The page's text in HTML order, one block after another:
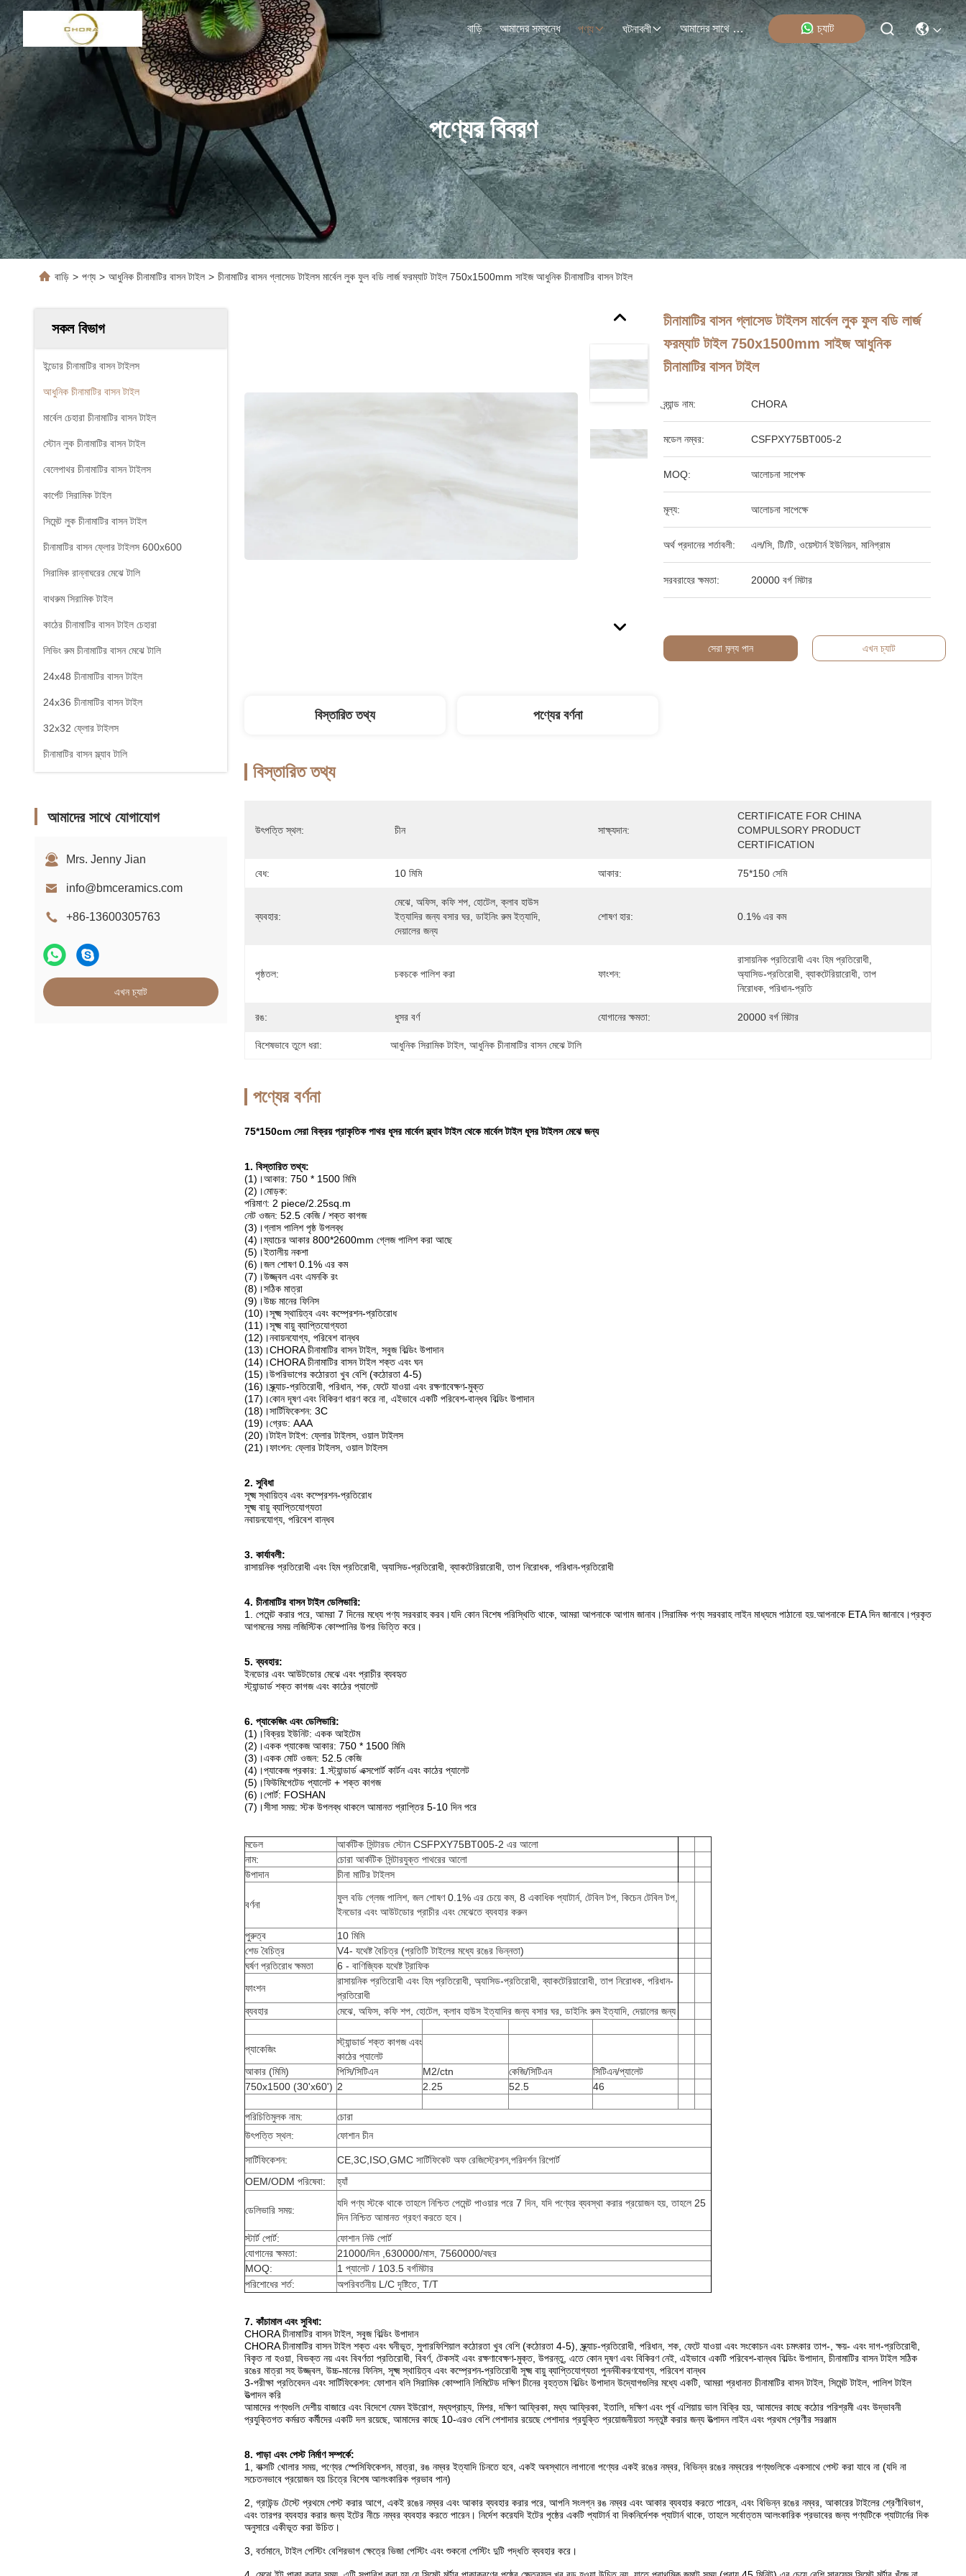
বাড়ি আমাদের সম্বন্ধে পণ্য ঘটনাবলী আমাদের সাথে যোগাযোগ চ্যাট
পণ্যের বিবরণ
বাড়ি > পণ্য > আধুনিক চীনামাটির বাসন টাইল > চীনামাটির বাসন গ্লাসেড টাইলস মার্বেল লুক ফুল বডি লার্জ ফরম্যাট টাইল 750x1500mm সাইজ আধুনিক চীনামাটির বাসন টাইল
সকল বিভাগ
ইন্ডোর চীনামাটির বাসন টাইলস
আধুনিক চীনামাটির বাসন টাইল
মার্বেল চেহারা চীনামাটির বাসন টাইল
স্টোন লুক চীনামাটির বাসন টাইল
বেলেপাথর চীনামাটির বাসন টাইলস
কার্পেট সিরামিক টাইল
সিমেন্ট লুক চীনামাটির বাসন টাইল
চীনামাটির বাসন ফ্লোর টাইলস 600x600
সিরামিক রান্নাঘরের মেঝে টালি
বাথরুম সিরামিক টাইল
কাঠের চীনামাটির বাসন টাইল চেহারা
লিভিং রুম চীনামাটির বাসন মেঝে টালি
24x48 চীনামাটির বাসন টাইল
24x36 চীনামাটির বাসন টাইল
32x32 ফ্লোর টাইলস
চীনামাটির বাসন স্ল্যাব টালি
আমাদের সাথে যোগাযোগ
Mrs. Jenny Jian
info@bmceramics.com
+86-13600305763
এখন চ্যাট
চীনামাটির বাসন গ্লাসেড টাইলস মার্বেল লুক ফুল বডি লার্জ
ফরম্যাট টাইল 750x1500mm সাইজ আধুনিক
চীনামাটির বাসন টাইল
ব্র্যান্ড নাম: CHORA
মডেল নম্বর: CSFPXY75BT005-2
MOQ: আলোচনা সাপেক্ষ
মূল্য: আলোচনা সাপেক্ষে
অর্থ প্রদানের শর্তাবলী: এল/সি, টি/টি, ওয়েস্টার্ন ইউনিয়ন, মানিগ্রাম
সরবরাহের ক্ষমতা: 20000 বর্গ মিটার
সেরা মূল্য পান এখন চ্যাট
বিস্তারিত তথ্য পণ্যের বর্ণনা
বিস্তারিত তথ্য
উৎপত্তি স্থল: চীন সাক্ষ্যদান:
CERTIFICATE FOR CHINA
COMPULSORY PRODUCT
CERTIFICATION
বেধ: 10 মিমি আকার: 75*150 সেমি
ব্যবহার:
মেঝে, অফিস, কফি শপ, হোটেল, ক্লাব হাউস
ইত্যাদির জন্য বসার ঘর, ডাইনিং রুম ইত্যাদি,
দেয়ালের জন্য
শোষণ হার: 0.1% এর কম
পৃষ্ঠতল: চকচকে পালিশ করা ফাংশন:
রাসায়নিক প্রতিরোধী এবং হিম প্রতিরোধী,
অ্যাসিড-প্রতিরোধী, ব্যাকটেরিয়ারোধী, তাপ
নিরোধক, পরিধান-প্রতি
রঙ: ধুসর বর্ণ যোগানের ক্ষমতা: 20000 বর্গ মিটার
বিশেষভাবে তুলে ধরা: আধুনিক সিরামিক টাইল , আধুনিক চীনামাটির বাসন মেঝে টালি
পণ্যের বর্ণনা
75*150cm সেরা বিক্রয় প্রাকৃতিক পাথর ধূসর মার্বেল স্ল্যাব টাইল থেকে মার্বেল টাইল ধূসর টাইলস মেঝে জন্য
1. বিস্তারিত তথ্য:
(1)।আকার: 750 * 1500 মিমি
(2)।মোড়ক:
পরিমাণ: 2 piece/2.25sq.m
নেট ওজন: 52.5 কেজি / শক্ত কাগজ
(3)।গ্লাস পালিশ পৃষ্ঠ উপলব্ধ
(4)।ম্যাচের আকার 800*2600mm গ্লেজ পালিশ করা আছে
(5)।ইতালীয় নকশা
(6)।জল শোষণ 0.1% এর কম
(7)।উজ্জ্বল এবং এমনকি রং
(8)।সঠিক মাত্রা
(9)।উচ্চ মানের ফিনিস
(10)।সূক্ষ্ম স্থায়িত্ব এবং কম্প্রেশন-প্রতিরোধ
(11)।সূক্ষ্ম বায়ু ব্যাপ্তিযোগ্যতা
(12)।নবায়নযোগ্য, পরিবেশ বান্ধব
(13)।CHORA চীনামাটির বাসন টাইল, সবুজ বিল্ডিং উপাদান
(14)।CHORA চীনামাটির বাসন টাইল শক্ত এবং ঘন
(15)।উপরিভাগের কঠোরতা খুব বেশি (কঠোরতা 4-5)
(16)।স্ক্র্যাচ-প্রতিরোধী, পরিধান, শক, ফেটে যাওয়া এবং রক্ষণাবেক্ষণ-মুক্ত
(17)।কোন দূষণ এবং বিকিরণ ধারণ করে না, এইভাবে একটি পরিবেশ-বান্ধব বিল্ডিং উপাদান
(18)।সার্টিফিকেশন: 3C
(19)।গ্রেড: AAA
(20)।টাইল টাইপ: ফ্লোর টাইলস, ওয়াল টাইলস
(21)।ফাংশন: ফ্লোর টাইলস, ওয়াল টাইলস
2. সুবিধা
সূক্ষ্ম স্থায়িত্ব এবং কম্প্রেশন-প্রতিরোধ
সূক্ষ্ম বায়ু ব্যাপ্তিযোগ্যতা
নবায়নযোগ্য, পরিবেশ বান্ধব
3. কার্যাবলী:
রাসায়নিক প্রতিরোধী এবং হিম প্রতিরোধী, অ্যাসিড-প্রতিরোধী, ব্যাকটেরিয়ারোধী, তাপ নিরোধক, পরিধান-প্রতিরোধী
4. চীনামাটির বাসন টাইল ডেলিভারি:
1. পেমেন্ট করার পরে, আমরা 7 দিনের মধ্যে পণ্য সরবরাহ করব।যদি কোন বিশেষ পরিস্থিতি থাকে, আমরা আপনাকে আগাম জানাব।সিরামিক পণ্য সরবরাহ লাইন মাধ্যমে পাঠানো হয়.আপনাকে ETA দিন জানাবে।প্রকৃত
আগমনের সময় লজিস্টিক কোম্পানির উপর ভিত্তি করে।
5. ব্যবহার:
ইনডোর এবং আউটডোর মেঝে এবং প্রাচীর ব্যবহৃত
স্ট্যান্ডার্ড শক্ত কাগজ এবং কাঠের প্যালেট
6. প্যাকেজিং এবং ডেলিভারি:
(1)।বিক্রয় ইউনিট: একক আইটেম
(2)।একক প্যাকেজ আকার: 750 * 1500 মিমি
(3)।একক মোট ওজন: 52.5 কেজি
(4)।প্যাকেজ প্রকার: 1.স্ট্যান্ডার্ড এক্সপোর্ট কার্টন এবং কাঠের প্যালেট
(5)।ফিউমিগেটেড প্যালেট + শক্ত কাগজ
(6)।পোর্ট: FOSHAN
(7)।সীসা সময়: স্টক উপলব্ধ থাকলে আমানত প্রাপ্তির 5-10 দিন পরে
মডেল
আর্কটিক সিন্টারড স্টোন CSFPXY75BT005-2 এর আলো
নাম:
চোরা আর্কটিক সিন্টারযুক্ত পাথরের আলো
উপাদান
চীনা মাটির টাইলস
বর্ণনা
ফুল বডি গ্লেজ পালিশ, জল শোষণ 0.1% এর চেয়ে কম, 8 একাধিক প্যাটার্ন, টেবিল টপ, কিচেন টেবিল টপ,
ইনডোর এবং আউটডোর প্রাচীর এবং মেঝেতে ব্যবহার করুন
পুরুত্ব
10 মিমি
শেড বৈচিত্র
V4- যথেষ্ট বৈচিত্র (প্রতিটি টাইলের মধ্যে রঙের ভিন্নতা)
ঘর্ষণ প্রতিরোধ ক্ষমতা
6 - বাণিজ্যিক যথেষ্ট ট্রাফিক
ফাংশন
রাসায়নিক প্রতিরোধী এবং হিম প্রতিরোধী, অ্যাসিড-প্রতিরোধী, ব্যাকটেরিয়ারোধী, তাপ নিরোধক, পরিধান-
প্রতিরোধী
ব্যবহার
মেঝে, অফিস, কফি শপ, হোটেল, ক্লাব হাউস ইত্যাদির জন্য বসার ঘর, ডাইনিং রুম ইত্যাদি, দেয়ালের জন্য
প্যাকেজিং
স্ট্যান্ডার্ড শক্ত কাগজ এবং
কাঠের প্যালেট
আকার (মিমি)
পিসি/সিটিএন M2/ctn কেজি/সিটিএন
সিটিএন/প্যালেট
750x1500 (30'x60') 2 2.25 52.5 46
পরিচিতিমুলক নাম:
চোরা
উৎপত্তি স্থল:
ফোশান চীন
সার্টিফিকেশন:
CE,3C,ISO,GMC সার্টিফিকেট অফ রেজিস্ট্রেশন,পরিদর্শন রিপোর্ট
OEM/ODM পরিষেবা:
হ্যাঁ
ডেলিভারি সময়:
যদি পণ্য স্টকে থাকে তাহলে নিশ্চিত পেমেন্ট পাওয়ার পরে 7 দিন, যদি পণ্যের ব্যবস্থা করার প্রয়োজন হয়, তাহলে 25
দিন নিশ্চিত আমানত গ্রহণ করতে হবে।
স্টার্ট পোর্ট:
ফোশান নিউ পোর্ট
যোগানের ক্ষমতা:
21000/দিন ,630000/মাস, 7560000/বছর
MOQ:
1 প্যালেট / 103.5 বর্গমিটার
পরিশোধের শর্ত:
অপরিবর্তনীয় L/C দৃষ্টিতে, T/T
7. কাঁচামাল এবং সুবিধা:
CHORA চীনামাটির বাসন টাইল, সবুজ বিল্ডিং উপাদান
CHORA চীনামাটির বাসন টাইল শক্ত এবং ঘনীভূত, সুপারফিশিয়াল কঠোরতা খুব বেশি (কঠোরতা 4-5), স্ক্র্যাচ-প্রতিরোধী, পরিধান, শক, ফেটে যাওয়া এবং সংকোচন এবং চমৎকার তাপ-, ক্ষয়- এবং দাগ-প্রতিরোধী,
বিকৃত না হওয়া, বিভক্ত নয় এবং বিবর্ণতা প্রতিরোধী, বিবর্ণ, টেকসই এবং রক্ষণাবেক্ষণ-মুক্ত, উপরন্তু, এতে কোন দূষণ এবং বিকিরণ নেই, এইভাবে একটি পরিবেশ-বান্ধব বিল্ডিং উপাদান, চীনামাটির বাসন টাইল সঠিক
রঙের মাত্রা সহ উজ্জ্বল, উচ্চ-মানের ফিনিস, সূক্ষ্ম স্থায়িত্ব এবং কম্প্রেশন-প্রতিরোধী সূক্ষ্ম বায়ু ব্যাপ্তিযোগ্যতা পুনর্নবীকরণযোগ্য, পরিবেশ বান্ধব
3-পরীক্ষা প্রতিবেদন এবং সার্টিফিকেশন: ফোশান বলি সিরামিক কোম্পানি লিমিটেড দক্ষিণ চীনের বৃহত্তম বিল্ডিং উপাদান উদ্যোগগুলির মধ্যে একটি, আমরা প্রধানত চীনামাটির বাসন টাইল, সিমেন্ট টাইল, পালিশ টাইল
উত্পাদন করি
আমাদের পণ্যগুলি দেশীয় বাজারে এবং বিদেশে যেমন ইউরোপ, মধ্যপ্রাচ্য, মিশর, দক্ষিণ আফ্রিকা, মধ্য আফ্রিকা, ইতালি, দক্ষিণ এবং পূর্ব এশিয়ায় ভাল বিক্রি হয়, আমাদের কাছে কঠোর পরিশ্রমী এবং উদ্ভাবনী
প্রযুক্তিগত কর্মরত কর্মীদের একটি দল রয়েছে, আমাদের কাছে 10-এরও বেশি পেশাদার রয়েছে পেশাদার প্রযুক্তি প্রয়োজনীয়তা সন্তুষ্ট করার জন্য উত্পাদন লাইন এবং প্রথম শ্রেণীর সরঞ্জাম
8. পাড়া এবং পেস্ট নির্মাণ সম্পর্কে:
1, বাক্সটি খোলার সময়, পণ্যের স্পেসিফিকেশন, মাত্রা, রঙ নম্বর ইত্যাদি চিনতে হবে, একই অবস্থানে লাগানো পণ্যের একই রঙের নম্বর, বিভিন্ন রঙের নম্বরের পণ্যগুলিকে একসাথে পেস্ট করা যাবে না (যদি না
সচেতনভাবে প্রয়োজন হয় চিত্রে বিশেষ আলংকারিক প্রভাব পান)
2, গ্রাউন্ড টেস্টে প্রথমে পেস্ট করার আগে, একই রঙের নম্বর এবং আকার ব্যবহার করার পরে, আপনি সংলগ্ন রঙ নম্বর এবং আকার ব্যবহার করতে পারেন, এবং বিভিন্ন রঙের নম্বর, আকারের টাইলের শ্রেণীবিভাগ,
এবং তারপর ব্যবহার করার জন্য ইটের নীচে নম্বর ব্যবহার করতে পারেন। নির্দেশ করেযদি ইটের পৃষ্ঠের একটি প্যাটার্ন বা দিকনির্দেশক প্যাটার্ন থাকে, তাহলে সর্বোত্তম আলংকারিক প্রভাবের জন্য পণ্যটিকে প্যাটার্নের দিক
অনুসারে একীভূত করা উচিত।
3, বর্তমানে, টাইল পেস্টিং বেশিরভাগ ক্ষেত্রে ভিজা পেস্টিং এবং শুকনো পেস্টিং দুটি পদ্ধতি ব্যবহার করে।